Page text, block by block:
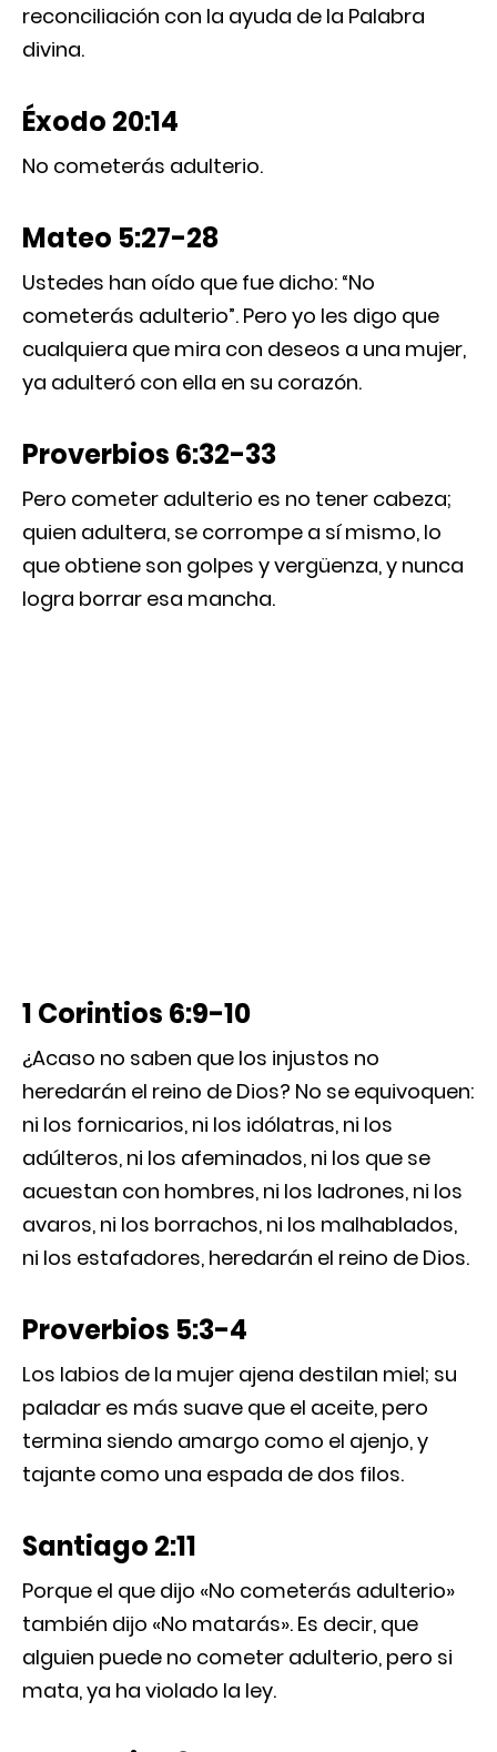
reconciliación con la ayuda de la Palabra
divina.
Éxodo 20:14
No cometerás adulterio.
Mateo 5:27-28
Ustedes han oído que fue dicho: “No
cometerás adulterio”. Pero yo les digo que
cualquiera que mira con deseos a una mujer,
ya adulteró con ella en su corazón.
Proverbios 6:32-33
Pero cometer adulterio es no tener cabeza;
quien adultera, se corrompe a sí mismo, lo
que obtiene son golpes y vergüenza, y nunca
logra borrar esa mancha.
1 Corintios 6:9-10
¿Acaso no saben que los injustos no
heredarán el reino de Dios? No se equivoquen:
ni los fornicarios, ni los idólatras, ni los
adúlteros, ni los afeminados, ni los que se
acuestan con hombres, ni los ladrones, ni los
avaros, ni los borrachos, ni los malhablados,
ni los estafadores, heredarán el reino de Dios.
Proverbios 5:3-4
Los labios de la mujer ajena destilan miel; su
paladar es más suave que el aceite, pero
termina siendo amargo como el ajenjo, y
tajante como una espada de dos filos.
Santiago 2:11
Porque el que dijo «No cometerás adulterio»
también dijo «No matarás». Es decir, que
alguien puede no cometer adulterio, pero si
mata, ya ha violado la ley.